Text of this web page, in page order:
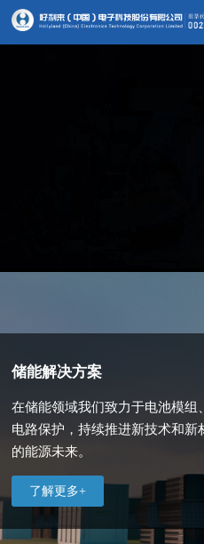
储能解决方案
在储能领域我们致力于电池模组
电路保护，持续推进新技术和新
的能源未来。
了解更多+
专注为客户提供可靠电力和持
集中式逆变器和光伏汇流箱等电
案你将获得绿色、高效、可持续
我们提供可靠、全面的风电解
高能源效率,以积极寻求技术突
桨系统，变频器中的电路安全保
共同推动人类动力能源的更大
高压配电盒、车载充电机、电
更多人享受更加智慧、清洁的出
基于稳定动力，保证绿色出行
桩电路安全保护，一起推动清
平道路。
智能家居赋能美好生活，广泛
智能家居领域的电路安全保护
客户创造更加便捷、安全、舒适
人工智能、物联网(IOT)、大数
技术系统的电路安全保护，推
程，为客户创造更高效、可靠、